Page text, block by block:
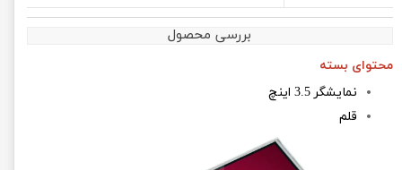
بررسی محصول
محتوای بسته
نمایشگر 3.5 اینچ
قلم